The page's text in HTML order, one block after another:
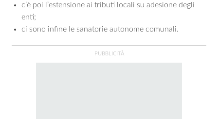
c’è poi l’estensione ai tributi locali su adesione degli
enti;
ci sono infine le sanatorie autonome comunali.